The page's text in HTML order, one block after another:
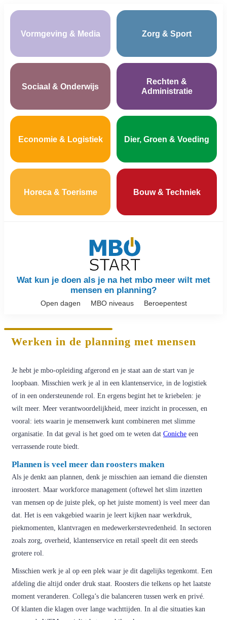
Vormgeving & Media Zorg & Sport
Sociaal & Onderwijs
Rechten &
Administratie
Economie & Logistiek Dier, Groen & Voeding
Horeca & Toerisme Bouw & Techniek
Wat kun je doen als je na het mbo meer wilt met
mensen en planning?
Open dagen MBO niveaus Beroepentest
Werken in de planning met mensen
Je hebt je mbo-opleiding afgerond en je staat aan de start van je
loopbaan. Misschien werk je al in een klantenservice, in de logistiek
of in een ondersteunende rol. En ergens begint het te kriebelen: je
wilt meer. Meer verantwoordelijkheid, meer inzicht in processen, en
vooral: iets waarin je mensenwerk kunt combineren met slimme
organisatie. In dat geval is het goed om te weten dat Coniche een
verrassende route biedt.
Plannen is veel meer dan roosters maken
Als je denkt aan plannen, denk je misschien aan iemand die diensten
inroostert. Maar workforce management (oftewel het slim inzetten
van mensen op de juiste plek, op het juiste moment) is veel meer dan
dat. Het is een vakgebied waarin je leert kijken naar werkdruk,
piekmomenten, klantvragen en medewerkerstevredenheid. In sectoren
zoals zorg, overheid, klantenservice en retail speelt dit een steeds
grotere rol.
Misschien werk je al op een plek waar je dit dagelijks tegenkomt. Een
afdeling die altijd onder druk staat. Roosters die telkens op het laatste
moment veranderen. Collega’s die balanceren tussen werk en privé.
Of klanten die klagen over lange wachttijden. In al die situaties kan